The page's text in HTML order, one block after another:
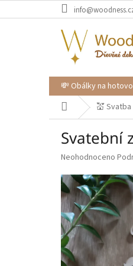
na
💸 Obálky na
Domů 💒 Svatba
Svatební
Průměrné
produktu
je
0,0
z
5
hvězdiček.
Neohodnoceno